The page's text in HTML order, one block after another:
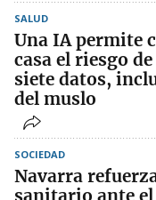
SALUD
Una IA permite
casa el riesgo
siete datos,
del muslo
SOCIEDAD
Navarra